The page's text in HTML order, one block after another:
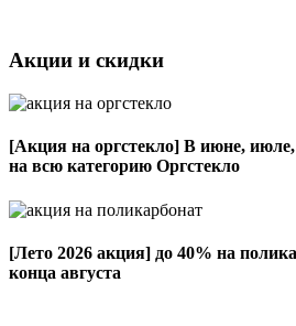
Акции и скидки
[Акция на оргстекло] В июне, июле,
на всю категорию Оргстекло
[Лето 2026 акция] до 40% на
конца августа